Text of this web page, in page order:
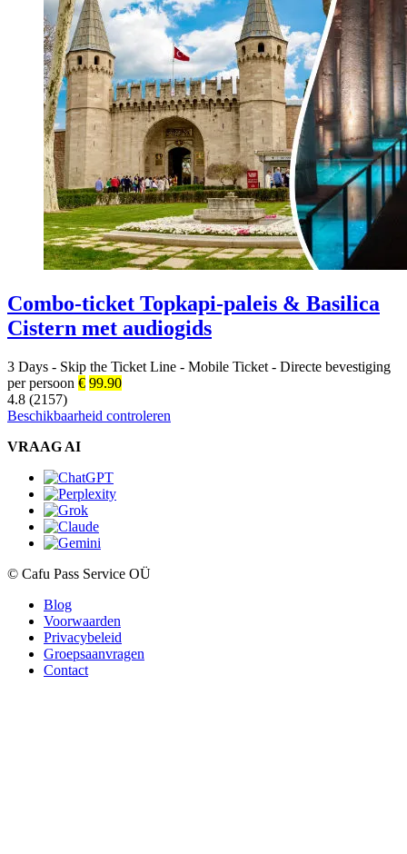
Combo-ticket Topkapi-paleis & Basilica
Cistern met audiogids
3 Days - Skip the Ticket Line - Mobile Ticket - Directe bevestiging
per persoon € 99.90
4.8 (2157)
Beschikbaarheid controleren
VRAAG AI
© Cafu Pass Service OÜ
Blog
Voorwaarden
Privacybeleid
Groepsaanvragen
Contact